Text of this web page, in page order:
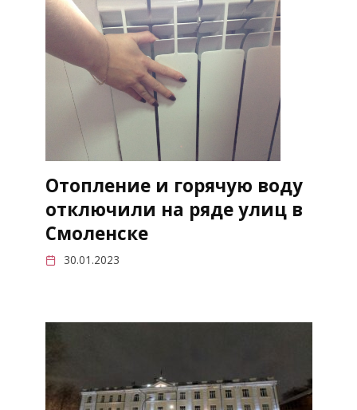
Отопление и горячую воду
отключили на ряде улиц в
Смоленске
30.01.2023